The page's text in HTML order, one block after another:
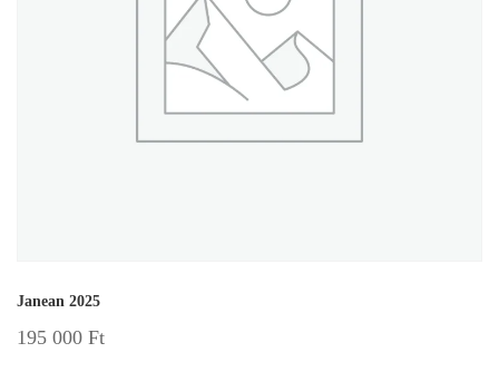
Janean 2025
195 000 Ft